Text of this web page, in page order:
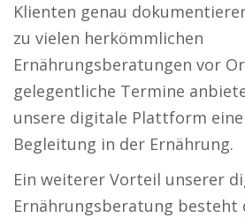
Klienten genau
zu vielen herkömmlichen
Ernährungsberatungen vor
gelegentliche Termine
unsere digitale Plattform
Begleitung in der Ernährung.
Ein weiterer Vorteil unserer
Ernährungsberatung besteht